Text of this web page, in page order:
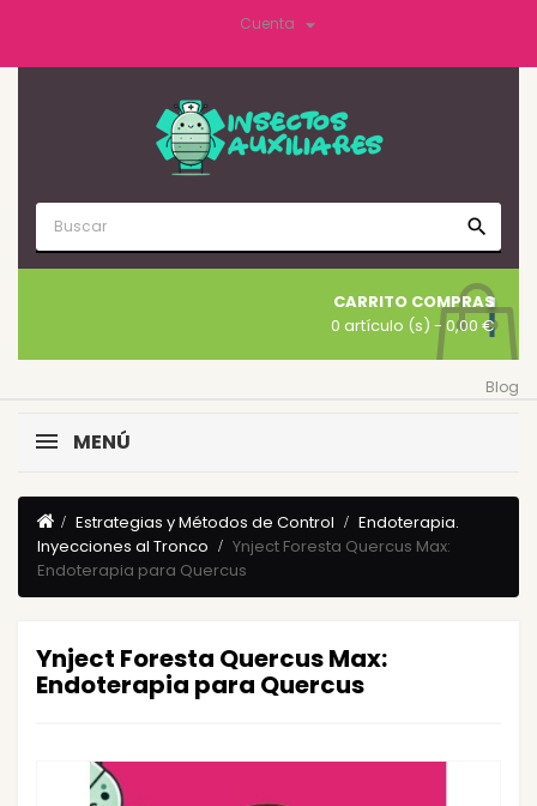
Cuenta 
search
CARRITO COMPRAS
0 artículo (s) - 0,00 €
Blog
MENÚ
Estrategias y Métodos de Control
Endoterapia.
Inyecciones al Tronco
Ynject Foresta Quercus Max:
Endoterapia para Quercus
Ynject Foresta Quercus Max:
Endoterapia para Quercus